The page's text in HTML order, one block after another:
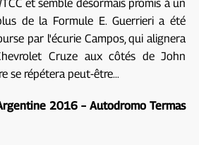
et semble désormais promis à un
de la Formule E. Guerrieri a été
par l'écurie Campos, qui alignera
Cruze aux côtés de John
se répétera peut-être…
2016 –Autodromo Termas